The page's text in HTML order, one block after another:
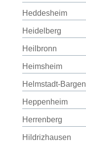
Heddesheim
Heidelberg
Heilbronn
Heimsheim
Helmstadt-Bargen
Heppenheim
Herrenberg
Hildrizhausen